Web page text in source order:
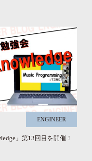
ENGINEER
」第13回目を開催！